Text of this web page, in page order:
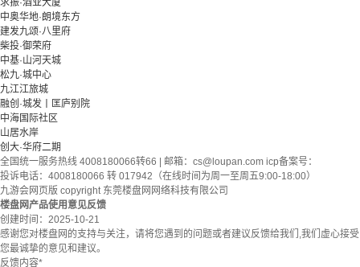
求振·酒业大厦
中奥华地·朗境东方
建发九颂·八里府
柴投·御荣府
中基·山河天城
松九·城中心
九江江旅城
融创·城发丨匡庐别院
中海国际社区
山居水岸
创大·华府二期
全国统一服务热线 4008180066转66 | 邮箱： cs@loupan.com icp备案号：
投诉电话：4008180066 转 017942（在线时间为周一至周五9:00-18:00）
九游会网页版 copyright 东莞楼盘网网络科技有限公司
楼盘网产品使用意见反馈
创建时间： 2025-10-21
感谢您对楼盘网的支持与关注，请将您遇到的问题或者建议反馈给我们,我们虚心接受
您最诚挚的意见和建议。
反馈内容*